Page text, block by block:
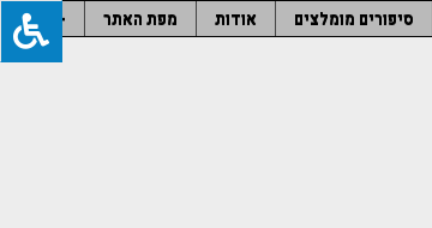
סיפורים מומלצים אודות מפת האתר –